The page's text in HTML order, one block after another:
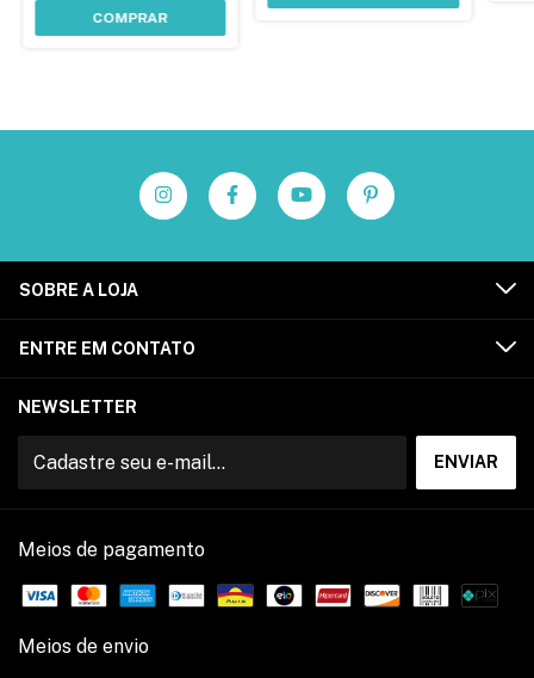
COMPRAR
SOBRE A LOJA
ENTRE EM CONTATO
NEWSLETTER
Meios de pagamento
Meios de envio